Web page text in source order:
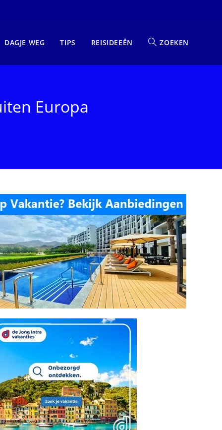
DAGJE WEG TIPS REISIDEEËN ZOEKEN
Europa